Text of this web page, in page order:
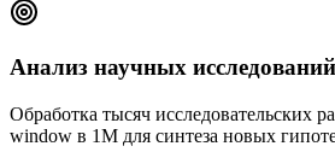
Анализ научных исследований
Обработка тысяч исследовательских
window в 1M для синтеза новых